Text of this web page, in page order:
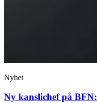
Nyhet
Ny kanslichef på